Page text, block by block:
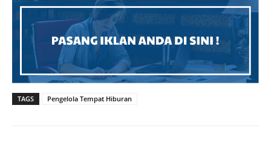
TAGS Pengelola Tempat Hiburan